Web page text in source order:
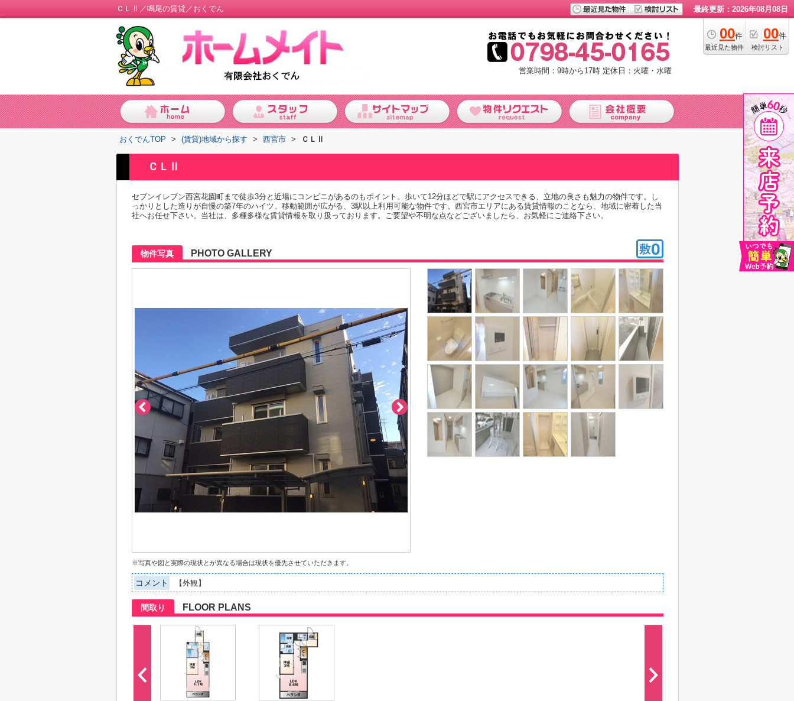
ＣＬⅡ／鳴尾の賃貸／おくでん 最終更新：2026年08月08日
00件
最近見た物件
00件
検討リスト
営業時間：9時から17時 定休日：火曜・水曜
おくでんTOP > (賃貸)地域から探す > 西宮市 > ＣＬⅡ
ＣＬⅡ
セブンイレブン西宮花園町まで徒歩3分と近場にコンビニがあるのもポイント。歩いて12分ほどで駅にアクセスできる、立地の良さも魅力の物件です。し
っかりとした造りが自慢の築7年のハイツ。移動範囲が広がる、3駅以上利用可能な物件です。西宮市エリアにある賃貸情報のことなら、地域に密着した当
社へお任せ下さい。当社は、多種多様な賃貸情報を取り扱っております。ご要望や不明な点などございましたら、お気軽にご連絡下さい。
物件写真 PHOTO GALLERY
※写真や図と実際の現状とが異なる場合は現状を優先させていただきます。
コメント 【外観】
間取り FLOOR PLANS